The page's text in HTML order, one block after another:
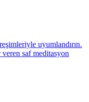
uyumlandırın.
saf meditasyon